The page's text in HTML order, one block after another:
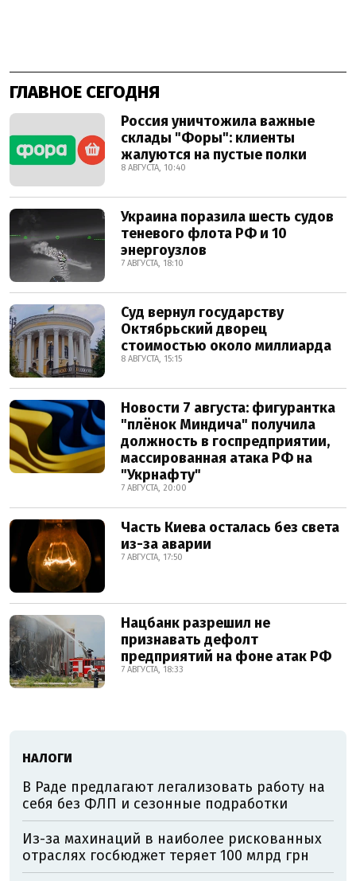
ГЛАВНОЕ СЕГОДНЯ
Россия уничтожила важные
склады "Форы": клиенты
жалуются на пустые полки
8 АВГУСТА, 10:40
Украина поразила шесть судов
теневого флота РФ и 10
энергоузлов
7 АВГУСТА, 18:10
Суд вернул государству
Октябрьский дворец
стоимостью около миллиарда
8 АВГУСТА, 15:15
Новости 7 августа: фигурантка
"плёнок Миндича" получила
должность в госпредприятии,
массированная атака РФ на
"Укрнафту"
7 АВГУСТА, 20:00
Часть Киева осталась без света
из-за аварии
7 АВГУСТА, 17:50
Нацбанк разрешил не
признавать дефолт
предприятий на фоне атак РФ
7 АВГУСТА, 18:33
НАЛОГИ
В Раде предлагают легализовать работу на
себя без ФЛП и сезонные подработки
Из-за махинаций в наиболее рискованных
отраслях госбюджет теряет 100 млрд грн